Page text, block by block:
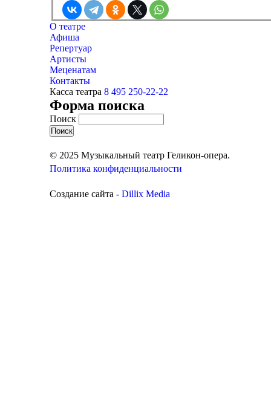
О театре
Афиша
Репертуар
Артисты
Меценатам
Контакты
Касса театра 8 495 250-22-22
Форма поиска
Поиск
© 2025 Музыкальный театр Геликон-опера.
Политика конфиденциальности
Создание сайта - Dillix Media